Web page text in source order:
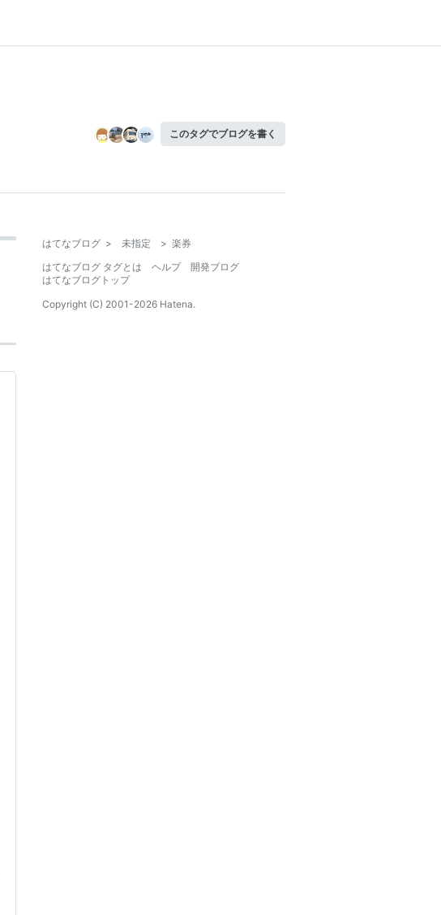
このタグでブログを書く
はてなブログ > 未指定 > 楽券
はてなブログ タグとは
ヘルプ
開発ブログ
はてなブログトップ
Copyright (C) 2001-2026 Hatena.